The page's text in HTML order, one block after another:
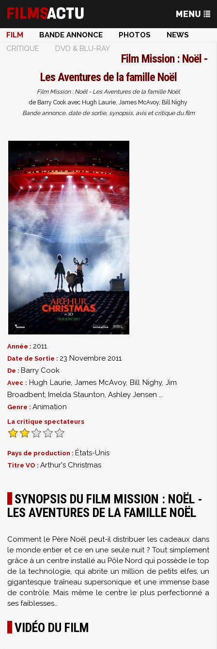
FILM BANDE ANNONCE PHOTOS
NEWS
CRITIQUE
DVD & BLU-RAY
Film Mission : Noël -
Les Aventures de la famille Noël
Film Mission : Noël - Les Aventures de la famille Noël
de Barry Cook avec Hugh Laurie, James McAvoy, Bill Nighy
Bande annonce, date de sortie, synopsis, avis et critique du film
Année : 2011
Date de Sortie : 23 Novembre 2011
De : Barry Cook
Avec : Hugh Laurie, James McAvoy, Bill Nighy, Jim
Broadbent, Imelda Staunton, Ashley Jensen ...
Genre : Animation
La critique spectateurs
Pays de production : États-Unis
Titre VO : Arthur's Christmas
SYNOPSIS DU FILM MISSION : NOËL -
LES AVENTURES DE LA FAMILLE NOËL
Comment le Père Noël peut-il distribuer les cadeaux dans
le monde entier et ce en une seule nuit ? Tout simplement
grâce à un centre installé au Pôle Nord qui possède le top
de la technologie, qui abrite un million de petits elfes, un
gigantesque traîneau supersonique et une immense base
de contröle. Mais même le centre le plus perfectionné a
ses faiblesses…
VIDÉO DU FILM